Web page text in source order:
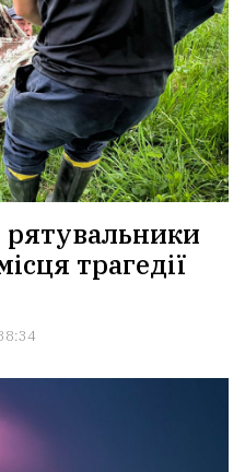
рятувальники
трагедії